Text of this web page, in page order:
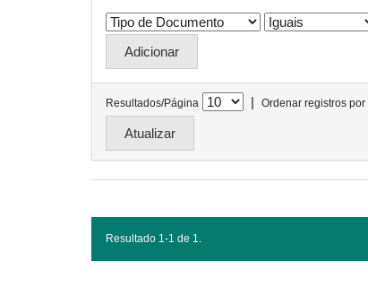
Resultados/Página | Ordenar registros por
Resultado 1-1 de 1.